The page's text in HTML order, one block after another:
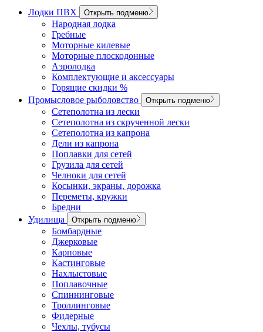
Лодки ПВХ Открыть подменю
Народная лодка
Гребные
Моторные килевые
Моторные плоскодонные
Аэролодка
Комплектующие и аксессуары
Горящие скидки %
Промысловое рыболовство
Открыть подменю
Сетеполотна из лески
Сетеполотна из скрученной лески
Сетеполотна из капрона
Дели из капрона
Поплавки для сетей
Грузила для сетей
Челноки для сетей
Косынки, экраны, дорожка
Переметы, кружки
Бредни
Удилища
Открыть подменю
Бомбардные
Джерковые
Карповые
Кастинговые
Нахлыстовые
Поплавочные
Спиннинговые
Троллинговые
Фидерные
Чехлы, тубусы